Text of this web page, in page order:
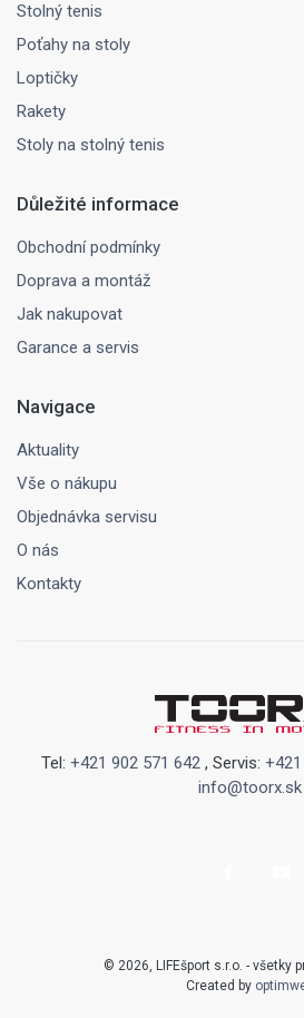
Stolný tenis
Poťahy na stoly
Loptičky
Rakety
Stoly na stolný tenis
Důležité informace
Obchodní podmínky
Doprava a montáž
Jak nakupovat
Garance a servis
Navigace
Aktuality
Vše o nákupu
Objednávka servisu
O nás
Kontakty
Tel: +421 902 571 642 , Servis:
info@toorx.sk
© 2026, LIFEšport s.r.o. - všetky
Created by